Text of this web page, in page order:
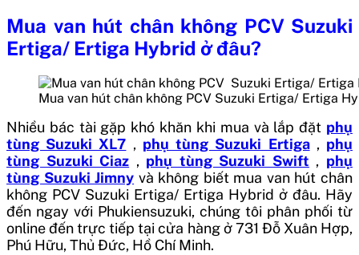
Mua van hút chân không PCV Suzuki
Ertiga/ Ertiga Hybrid ở đâu?
Mua van hút chân không PCV Suzuki Ertiga/ Ertiga
Nhiều bác tài gặp khó khăn khi mua và lắp đặt phụ
tùng Suzuki XL7 , phụ tùng Suzuki Ertiga, phụ
tùng Suzuki Ciaz , phụ tùng Suzuki Swift , phụ
tùng Suzuki Jimny và không biết mua van hút chân
không PCV Suzuki Ertiga/ Ertiga Hybrid ở đâu. Hãy
đến ngay với Phukiensuzuki, chúng tôi phân phối từ
online đến trực tiếp tại cửa hàng ở 731 Đỗ Xuân Hợp,
Phú Hữu, Thủ Đức, Hồ Chí Minh.